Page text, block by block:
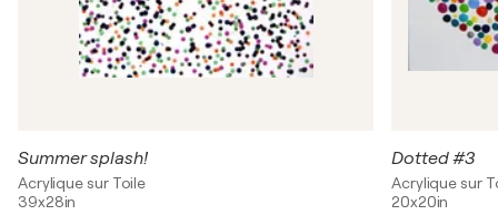
Summer splash!
Acrylique sur Toile
39x28in
Dotted #3
Acrylique sur
20x20in